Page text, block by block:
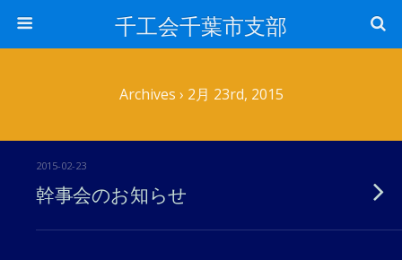
千工会千葉市支部
Archives › 2月 23rd, 2015
2015-02-23
幹事会のお知らせ